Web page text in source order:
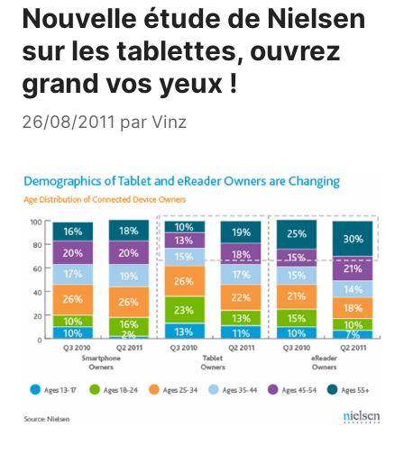
Nouvelle étude de Nielsen
sur les tablettes, ouvrez
grand vos yeux !
26/08/2011 par Vinz